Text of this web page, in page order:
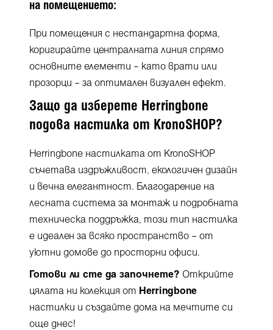
на помещението:
При помещения с нестандартна форма,
коригирайте централната линия спрямо
основните елементи – като врати или
прозорци – за оптимален визуален ефект.
Защо да изберете Herringbone
подова настилка от KronoSHOP?
Herringbone настилката от KronoSHOP
съчетава издръжливост, екологичен дизайн
и вечна елегантност. Благодарение на
лесната система за монтаж и подробната
техническа поддръжка, този тип настилка
е идеален за всяко пространство – от
уютни домове до просторни офиси.
Готови ли сте да започнете? Открийте
цялата ни колекция от Herringbone
настилки и създайте дома на мечтите си
още днес!